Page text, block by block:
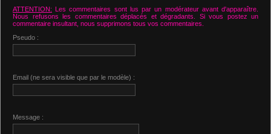
ATTENTION: Les commentaires sont lus par un modérateur avant d'apparaître.
Nous refusons les commentaires déplacés et dégradants. Si vous postez un
commentaire insultant, nous supprimons tous vos commentaires.
Pseudo :
Email (ne sera visible que par le modèle) :
Message :